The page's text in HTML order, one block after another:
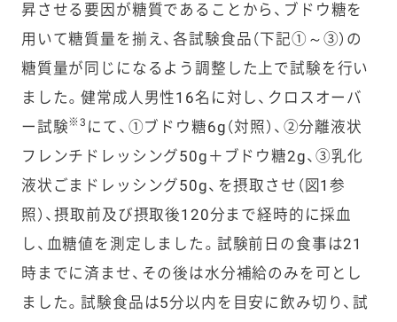
昇させる要因が糖質であることから、ブドウ糖を
用いて糖質量を揃え、各試験食品（下記①～③）の
糖質量が同じになるよう調整した上で試験を行い
ました。健常成人男性16名に対し、クロスオーバ
ー試験※3 にて、①ブドウ糖6g（対照）、②分離液状
フレンチドレッシング50g＋ブドウ糖2g、③乳化
液状ごまドレッシング50g、を摂取させ（図1参
照）、摂取前及び摂取後120分まで経時的に採血
し、血糖値を測定しました。試験前日の食事は21
時までに済ませ、その後は水分補給のみを可とし
ました。試験食品は5分以内を目安に飲み切り、試